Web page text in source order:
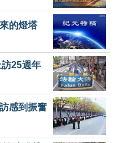
的燈塔
訪25週年
感到振奮